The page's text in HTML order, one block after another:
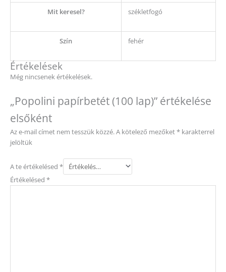
Mit keresel? székletfogó
Szín fehér
Értékelések
Még nincsenek értékelések.
„Popolini papírbetét (100 lap)” értékelése
elsőként
Az e-mail címet nem tesszük közzé.A kötelező mezőket* karakterrel
jelöltük
A te értékelésed *
Értékelésed *